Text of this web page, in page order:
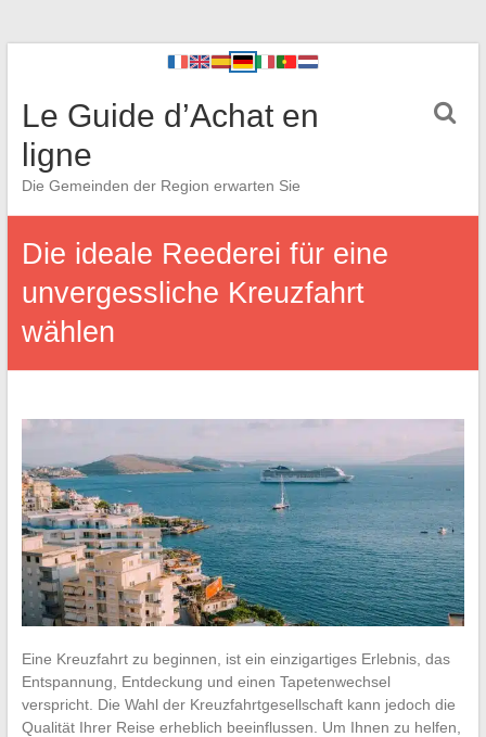
Le Guide d’Achat en
ligne
Die Gemeinden der Region erwarten Sie
Die ideale Reederei für eine
unvergessliche Kreuzfahrt
wählen
Eine Kreuzfahrt zu beginnen, ist ein einzigartiges Erlebnis, das
Entspannung, Entdeckung und einen Tapetenwechsel
verspricht. Die Wahl der Kreuzfahrtgesellschaft kann jedoch die
Qualität Ihrer Reise erheblich beeinflussen. Um Ihnen zu helfen,